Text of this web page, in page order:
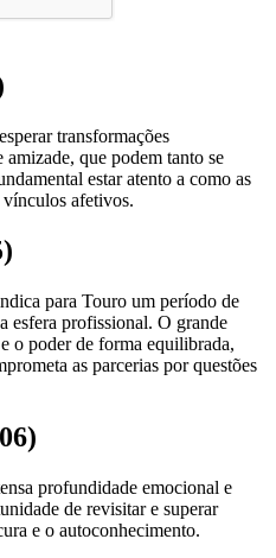
transformações
que podem tanto se
estar atento a como as
afetivos.
para Touro um período de
esfera profissional. O grande
o poder de forma equilibrada,
as parcerias por questões
profundidade emocional e
de revisitar e superar
e o autoconhecimento.